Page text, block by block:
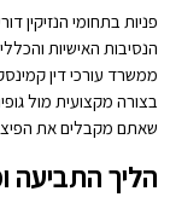
פניות בתחומי
הנסיבות האישיות
ממשרד עורכי דין
בצורה מקצועית מול
שאתם מקבלים את
הליך התביעה